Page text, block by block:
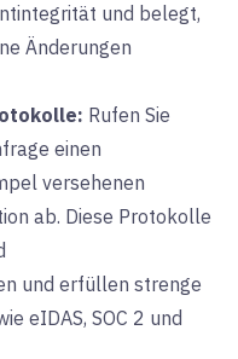
und belegt,
Änderungen
Rufen Sie
einen
versehenen
ab. Diese Protokolle
und erfüllen strenge
eIDAS, SOC 2 und